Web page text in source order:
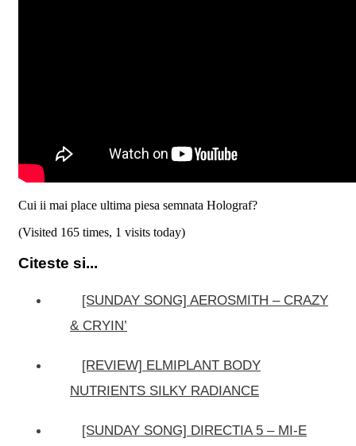
Cui ii mai place ultima piesa semnata Holograf?
(Visited 165 times, 1 visits today)
Citeste si...
[SUNDAY SONG] AEROSMITH – CRAZY
& CRYIN’
[REVIEW] ELMIPLANT BODY
NUTRIENTS SILKY RADIANCE
[SUNDAY SONG] DIRECTIA 5 – MI-E